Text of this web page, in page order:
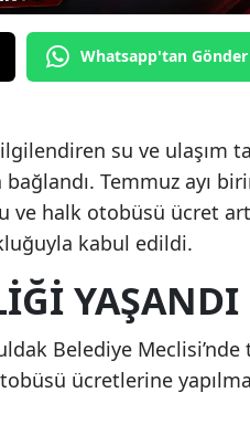
Whatsapp'tan Gönder
su ve ulaşım
Temmuz ayı
halk otobüsü ücret
kabul edildi.
YAŞANDI
Belediye Meclisi’nde
ücretlerine